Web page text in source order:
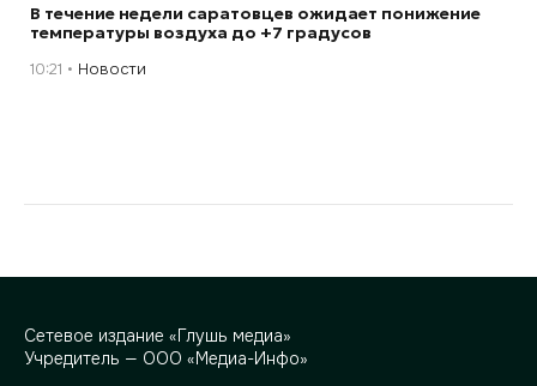
В течение недели саратовцев ожидает понижение
температуры воздуха до +7 градусов
10:21 Новости
Сетевое издание «Глушь медиа»
Учредитель — ООО «Медиа-Инфо»